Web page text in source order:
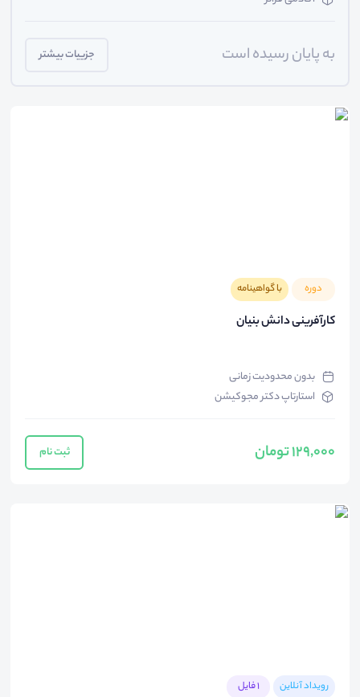
به پایان رسیده است جزییات بیشتر
دوره با گواهینامه
کارآفرینی دانش بنیان
بدون محدودیت زمانی
استارتاپ دکتر مجوکیشن
129,000 تومان ثبت نام
رویداد آنلاین 1 فایل